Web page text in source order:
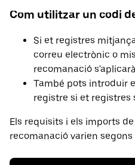
Com utilitzar un codi
Si et registres
correu electrònic o
recomanació
També pots introduir
registre si et registres
Els requisits i els imports
recomanació varien